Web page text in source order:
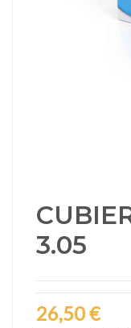
3.05
26,50 €